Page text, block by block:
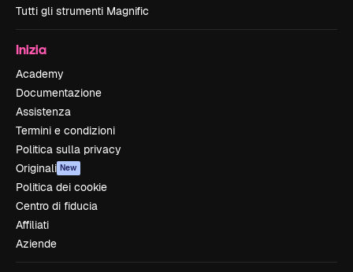
Tutti gli strumenti Magnific
Inizia
Academy
Documentazione
Assistenza
Termini e condizioni
Politica sulla privacy
Originali New
Politica dei cookie
Centro di fiducia
Affiliati
Aziende